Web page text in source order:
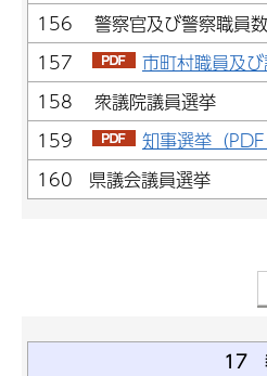
156 警察官及び警察職員数
157
市町村職員及
158 衆議院議員選挙
159
知事選挙（
160 県議会議員選挙
17